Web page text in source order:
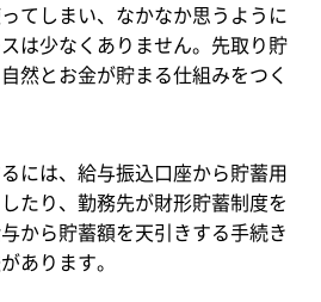
てしまい、なかなか思うように
は少なくありません。先取り貯
然とお金が貯まる仕組みをつく
には、給与振込口座から貯蓄用
たり、勤務先が財形貯蓄制度を
から貯蓄額を天引きする手続き
あります。